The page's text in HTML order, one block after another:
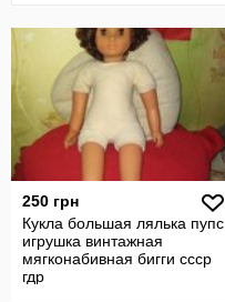
250 грн
Кукла большая лялька пупс
игрушка винтажная
мягконабивная бигги ссср
гдр